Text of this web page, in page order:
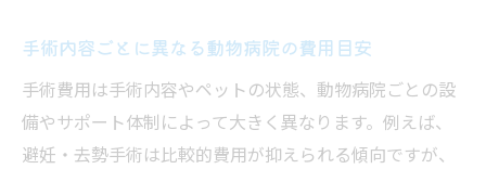
手術内容ごとに異なる動物病院の費用目安
手術費用は手術内容やペットの状態、動物病院ごとの設
備やサポート体制によって大きく異なります。例えば、
避妊・去勢手術は比較的費用が抑えられる傾向ですが、